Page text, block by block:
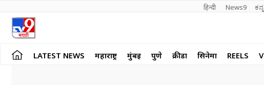
हिन्दी News9
LATEST NEWS महाराष्ट्र मुंबई पुणे क्रीडा सिनेमा REELS